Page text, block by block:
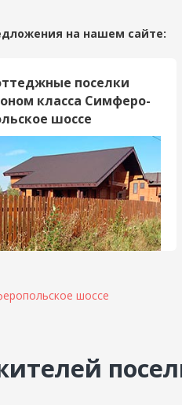
на нашем сайте:
поселки
класса Симферо­
шоссе
шоссе